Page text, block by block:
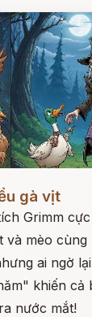
gà vịt
Grimm
và mèo
ai ngờ
khiến cả
nước mắt!